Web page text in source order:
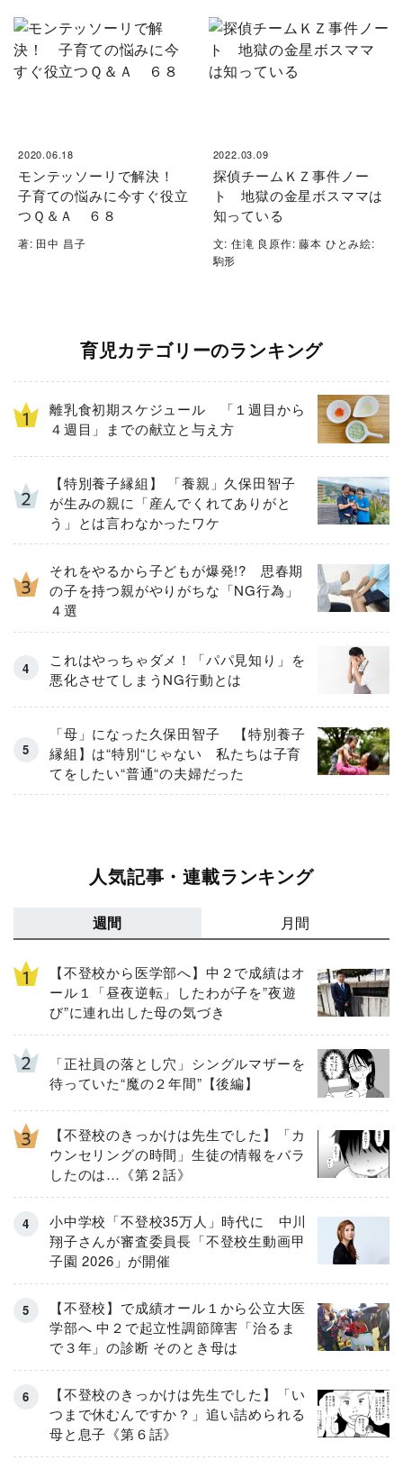
2020.06.18
モンテッソーリで解決！
子育ての悩みに今すぐ役立
つＱ＆Ａ ６８
著: 田中 昌子
2022.03.09
探偵チームＫＺ事件ノー
ト 地獄の金星ボスママは
知っている
文: 住滝 良原作: 藤本 ひとみ絵:
駒形
育児カテゴリーのランキング
離乳食初期スケジュール 「１週目から
４週目」までの献立と与え方
【特別養子縁組】 「養親」久保田智子
が生みの親に「産んでくれてありがと
う」とは言わなかったワケ
それをやるから子どもが爆発!? 思春期
の子を持つ親がやりがちな「NG行為」
４選
これはやっちゃダメ！「パパ見知り」を
悪化させてしまうNG行動とは
「母」になった久保田智子 【特別養子
縁組】は“特別“じゃない 私たちは子育
てをしたい“普通“の夫婦だった
人気記事・連載ランキング
週間 月間
【不登校から医学部へ】中２で成績はオ
ール１「昼夜逆転」したわが子を”夜遊
び”に連れ出した母の気づき
「正社員の落とし穴」シングルマザーを
待っていた“魔の２年間”【後編】
【不登校のきっかけは先生でした】「カ
ウンセリングの時間」生徒の情報をバラ
したのは…《第２話》
小中学校「不登校35万人」時代に 中川
翔子さんが審査委員長「不登校生動画甲
子園 2026」が開催
【不登校】で成績オール１から公立大医
学部へ 中２で起立性調節障害「治るま
で３年」の診断 そのとき母は
【不登校のきっかけは先生でした】「い
つまで休むんですか？」追い詰められる
母と息子《第６話》